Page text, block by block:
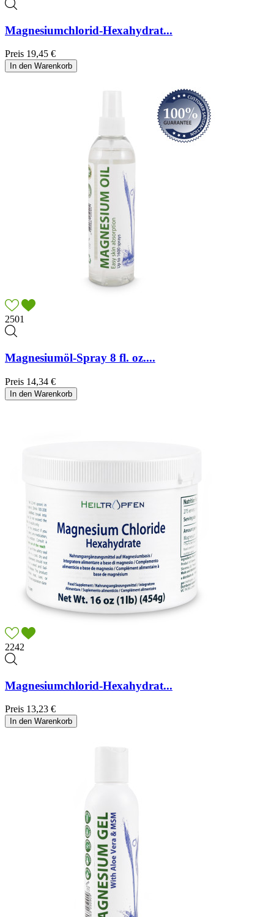
Magnesiumchlorid-Hexahydrat...
Preis 19,45 €
In den Warenkorb
2501
Magnesiumöl-Spray 8 fl. oz....
Preis 14,34 €
In den Warenkorb
2242
Magnesiumchlorid-Hexahydrat...
Preis 13,23 €
In den Warenkorb